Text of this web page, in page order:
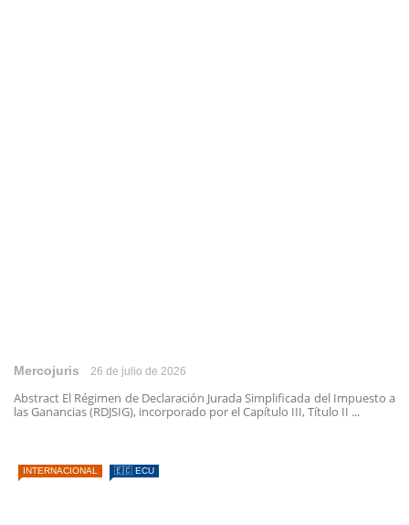
Mercojuris 26 de julio de 2026
Abstract El Régimen de Declaración Jurada Simplificada del Impuesto a
las Ganancias (RDJSIG), incorporado por el Capítulo III, Título II ...
INTERNACIONAL 🇪🇨 ECU